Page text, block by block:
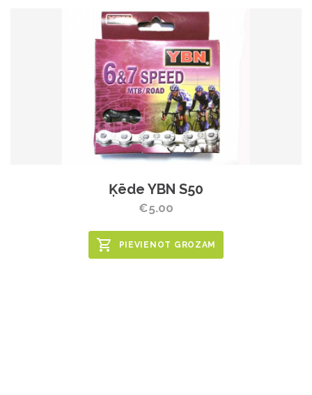
Ķēde YBN S50
€5.00
PIEVIENOT GROZAM